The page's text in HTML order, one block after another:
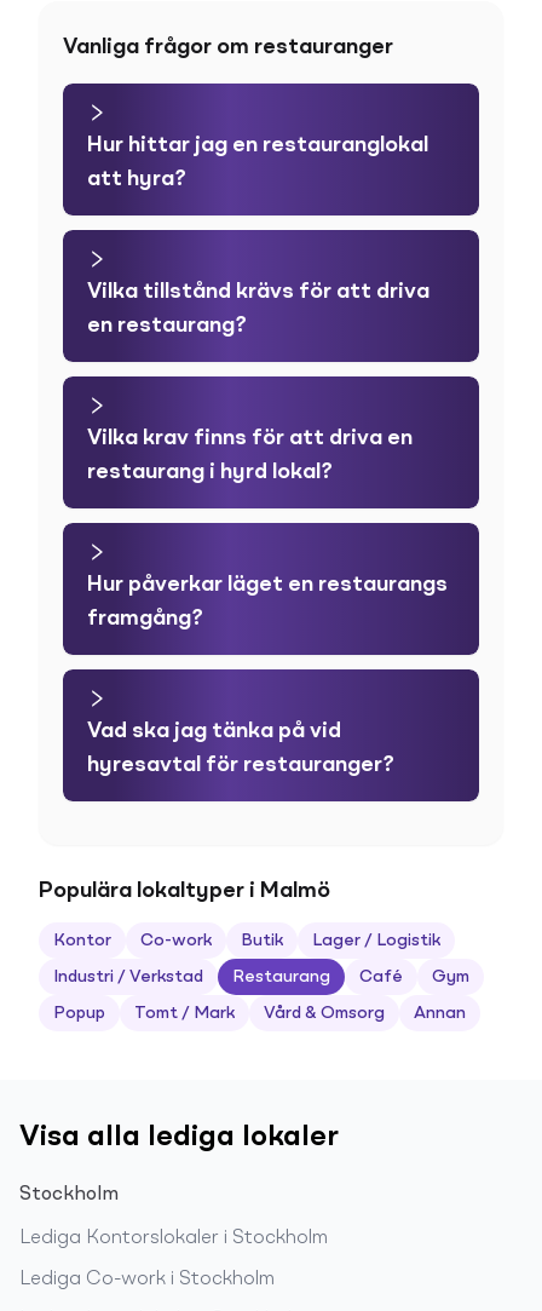
Vanliga frågor om restauranger
Hur hittar jag en restauranglokal
att hyra?
Vilka tillstånd krävs för att driva
en restaurang?
Vilka krav finns för att driva en
restaurang i hyrd lokal?
Hur påverkar läget en restaurangs
framgång?
Vad ska jag tänka på vid
hyresavtal för restauranger?
Populära lokaltyper i Malmö
Kontor Co-work Butik Lager / Logistik
Industri / Verkstad Restaurang Café Gym
Popup Tomt / Mark Vård & Omsorg Annan
Visa alla lediga lokaler
Stockholm
Lediga Kontorslokaler i Stockholm
Lediga Co-work i Stockholm